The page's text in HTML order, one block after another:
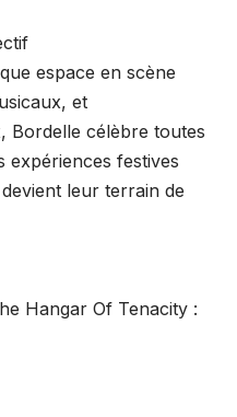
espace en scène
et
Bordelle célèbre toutes
expériences festives
leur terrain de
Hangar Of Tenacity :